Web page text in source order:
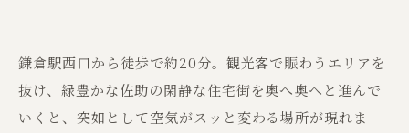
鎌倉駅西口から徒歩で約20分。観光客で賑わうエリアを
抜け、緑豊かな佐助の閑静な住宅街を奥へ奥へと進んで
いくと、突如として空気がスッと変わる場所が現れま